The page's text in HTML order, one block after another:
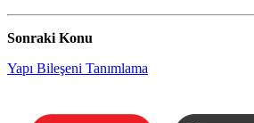
Sonraki Konu
Yapı Bileşeni Tanımlama